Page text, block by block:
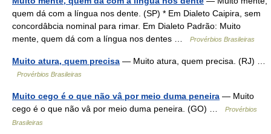
quem dá com a língua nos dente. (SP) * Em Dialeto Caipira, sem
concordâbcia nominal para rimar. Em Dialeto Padrão: Muito
mente, quem dá com a língua nos dentes …
Provérbios Brasileiras
Muito atura, quem precisa — Muito atura, quem precisa. (RJ) …
Provérbios Brasileiras
Muito cego é o que não vâ por meio duma peneira — Muito
cego é o que não vâ por meio duma peneira. (GO) …
Provérbios
Brasileiras